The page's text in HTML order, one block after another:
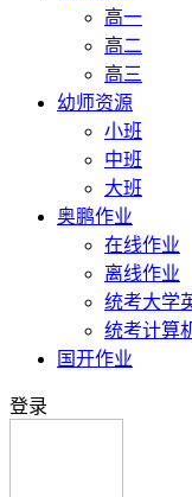
高一
高二
高三
幼师资源
小班
中班
大班
奥鹏作业
在线作业
离线作业
统考大学
统考计算
国开作业
登录